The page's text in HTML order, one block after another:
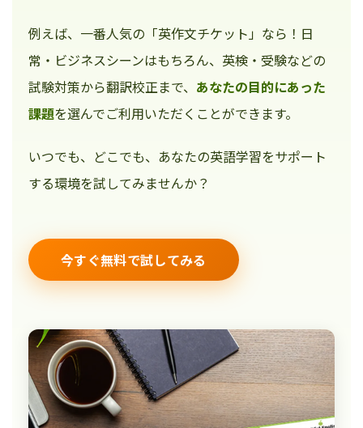
例えば、一番人気の「英作文チケット」なら！日
常・ビジネスシーンはもちろん、英検・受験などの
試験対策から翻訳校正まで、 あなたの目的にあった
課題を選んでご利用いただくことができます。
いつでも、どこでも、あなたの英語学習をサポート
する環境を試してみませんか？
今すぐ無料で試してみる